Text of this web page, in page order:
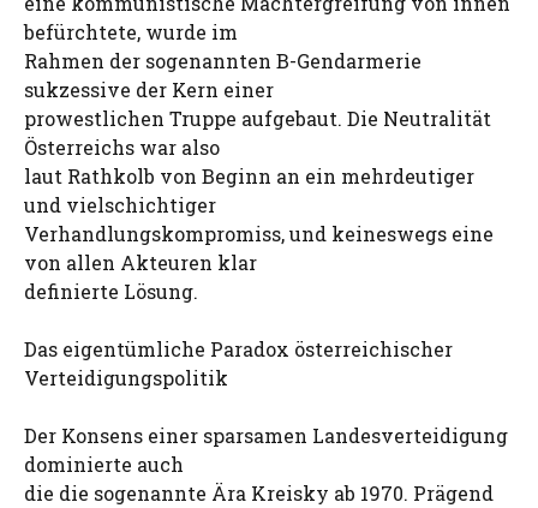
befürchtete, wurde im
Rahmen der sogenannten B-Gendarmerie
sukzessive der Kern einer
prowestlichen Truppe aufgebaut. Die Neutralität
Österreichs war also
laut Rathkolb von Beginn an ein mehrdeutiger
und vielschichtiger
Verhandlungskompromiss, und keineswegs eine
von allen Akteuren klar
definierte Lösung.
Das eigentümliche Paradox österreichischer
Verteidigungspolitik
Der Konsens einer sparsamen Landesverteidigung
dominierte auch
die die sogenannte Ära Kreisky ab 1970. Prägend